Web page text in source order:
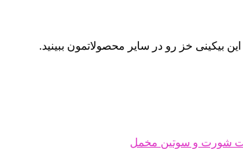
خز رو در سایر محصولاتمون ببینید.
شورت و سوتین مخمل